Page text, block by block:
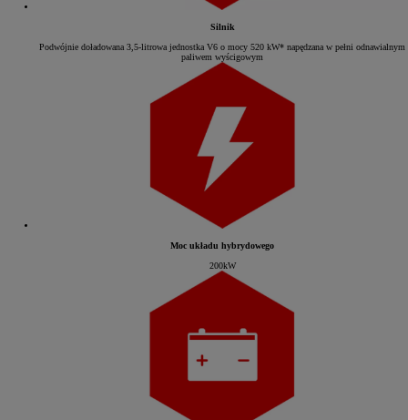
Silnik
Podwójnie doładowana 3,5-litrowa jednostka V6 o mocy 520 kW* napędzana w pełni odnawialnym
paliwem wyścigowym
Moc układu hybrydowego
200kW